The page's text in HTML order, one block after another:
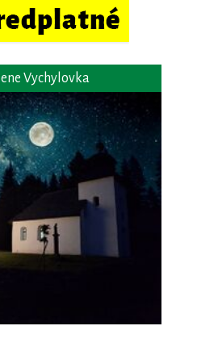
Vychylovka